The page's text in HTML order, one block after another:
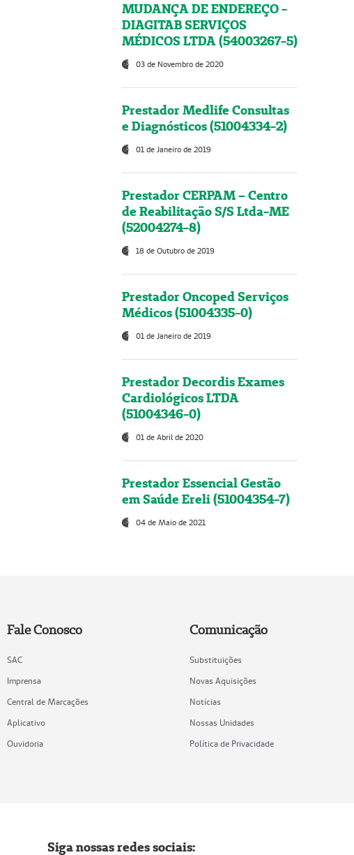
MUDANÇA DE ENDEREÇO -
DIAGITAB SERVIÇOS
MÉDICOS LTDA (54003267-5)
03 de Novembro de 2020
Prestador Medlife Consultas
e Diagnósticos (51004334-2)
01 de Janeiro de 2019
Prestador CERPAM – Centro
de Reabilitação S/S Ltda-ME
(52004274-8)
18 de Outubro de 2019
Prestador Oncoped Serviços
Médicos (51004335-0)
01 de Janeiro de 2019
Prestador Decordis Exames
Cardiológicos LTDA
(51004346-0)
01 de Abril de 2020
Prestador Essencial Gestão
em Saúde Ereli (51004354-7)
04 de Maio de 2021
Fale Conosco
SAC
Imprensa
Central de Marcações
Aplicativo
Ouvidoria
Comunicação
Substituições
Novas Aquisições
Notícias
Nossas Unidades
Política de Privacidade
Siga nossas redes sociais: